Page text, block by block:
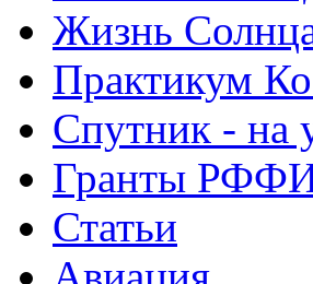
Жизнь
Практикум
Спутник - на
Гранты
Статьи